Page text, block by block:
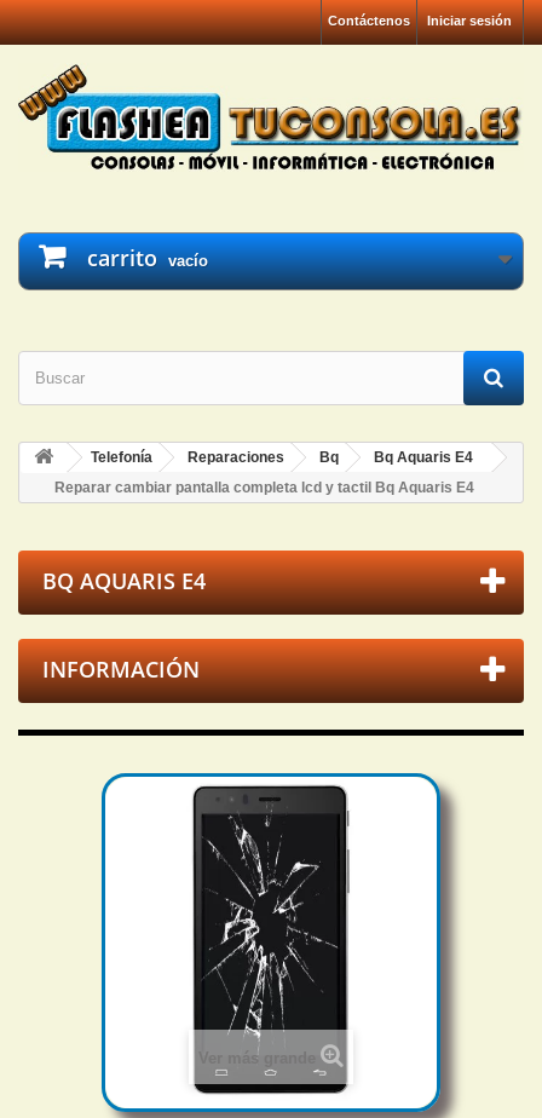
Iniciar sesión
Contáctenos
carrito vacío
Telefonía Reparaciones Bq
Bq Aquaris E4
Reparar cambiar pantalla completa lcd y tactil Bq Aquaris E4
BQ AQUARIS E4
INFORMACIÓN
Ver más grande